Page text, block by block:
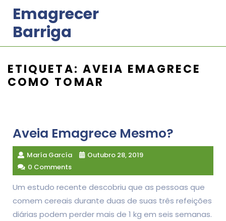
content
Emagrecer
Barriga
ETIQUETA: AVEIA EMAGRECE
COMO TOMAR
Aveia Emagrece Mesmo?
María García
Outubro 28, 2019
0 Comments
Um estudo recente descobriu que as pessoas que
comem cereais durante duas de suas três refeições
diárias podem perder mais de 1 kg em seis semanas.